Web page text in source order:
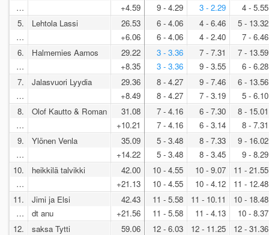
…
+4.59
9 - 4.29
3 - 2.29
4 - 5.55
5.
…
Lehtola Lassi
26.53
+6.06
6 - 4.06
6 - 4.06
4 - 6.46
4 - 2.40
5 - 13.32
7 - 6.46
6.
…
Halmemies Aamos
29.22
+8.35
3 - 3.36
3 - 3.36
7 - 7.31
9 - 3.55
7 - 13.59
6 - 6.28
7.
…
Jalasvuori Lyydia
29.36
+8.49
8 - 4.27
8 - 4.27
9 - 7.46
7 - 3.19
6 - 13.56
5 - 6.10
8.
…
Olof Kautto & Roman
31.08
+10.21
7 - 4.16
7 - 4.16
6 - 7.30
6 - 3.14
8 - 15.01
8 - 7.31
9.
…
Ylönen Venla
35.09
+14.22
5 - 3.48
5 - 3.48
8 - 7.33
8 - 3.45
9 - 16.02
9 - 8.29
10.
…
heikkilä talvikki
42.00
+21.13
10 - 4.55
10 - 4.55
10 - 9.07
10 - 4.12
11 - 21.55
11 - 12.48
11.
…
Jimi ja Elsi
dt anu
42.43
+21.56
11 - 5.58
11 - 5.58
11 - 10.11
11 - 4.13
10 - 18.48
10 - 8.37
12.
saksa Tytti
59.06
12 - 6.03
12 - 11.25
12 - 31.36